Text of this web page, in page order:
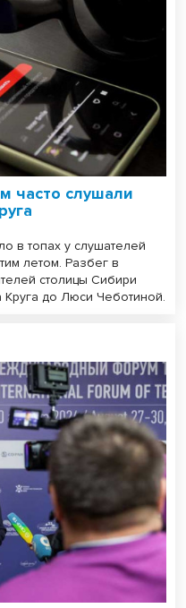
часто слушали
в топах у слушателей
летом. Разбег в
столицы Сибири
до Люси Чеботиной.